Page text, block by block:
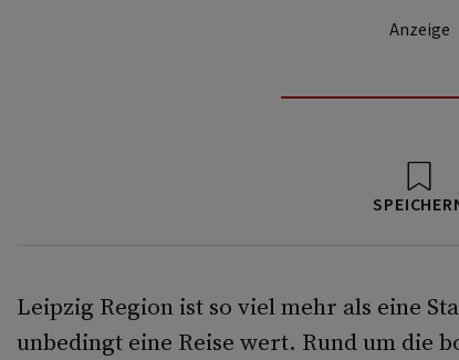
Anzeige
Leipzig Region ist so viel mehr als eine
unbedingt eine Reise wert. Rund um die